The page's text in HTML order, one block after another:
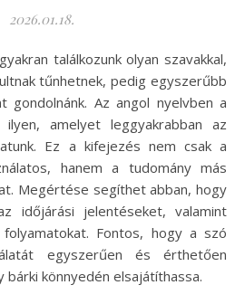
2026.01.18.
tűnhetnek, pedig egyszerűbb
gondolnánk. Az angol nyelvben a
amelyet leggyakrabban az
Ez a kifejezés nem csak a
hanem a tudomány más
Megértése segíthet abban, hogy
időjárási jelentéseket, valamint
Fontos, hogy a szó
egyszerűen és érthetően
bárki könnyedén elsajátíthassa.